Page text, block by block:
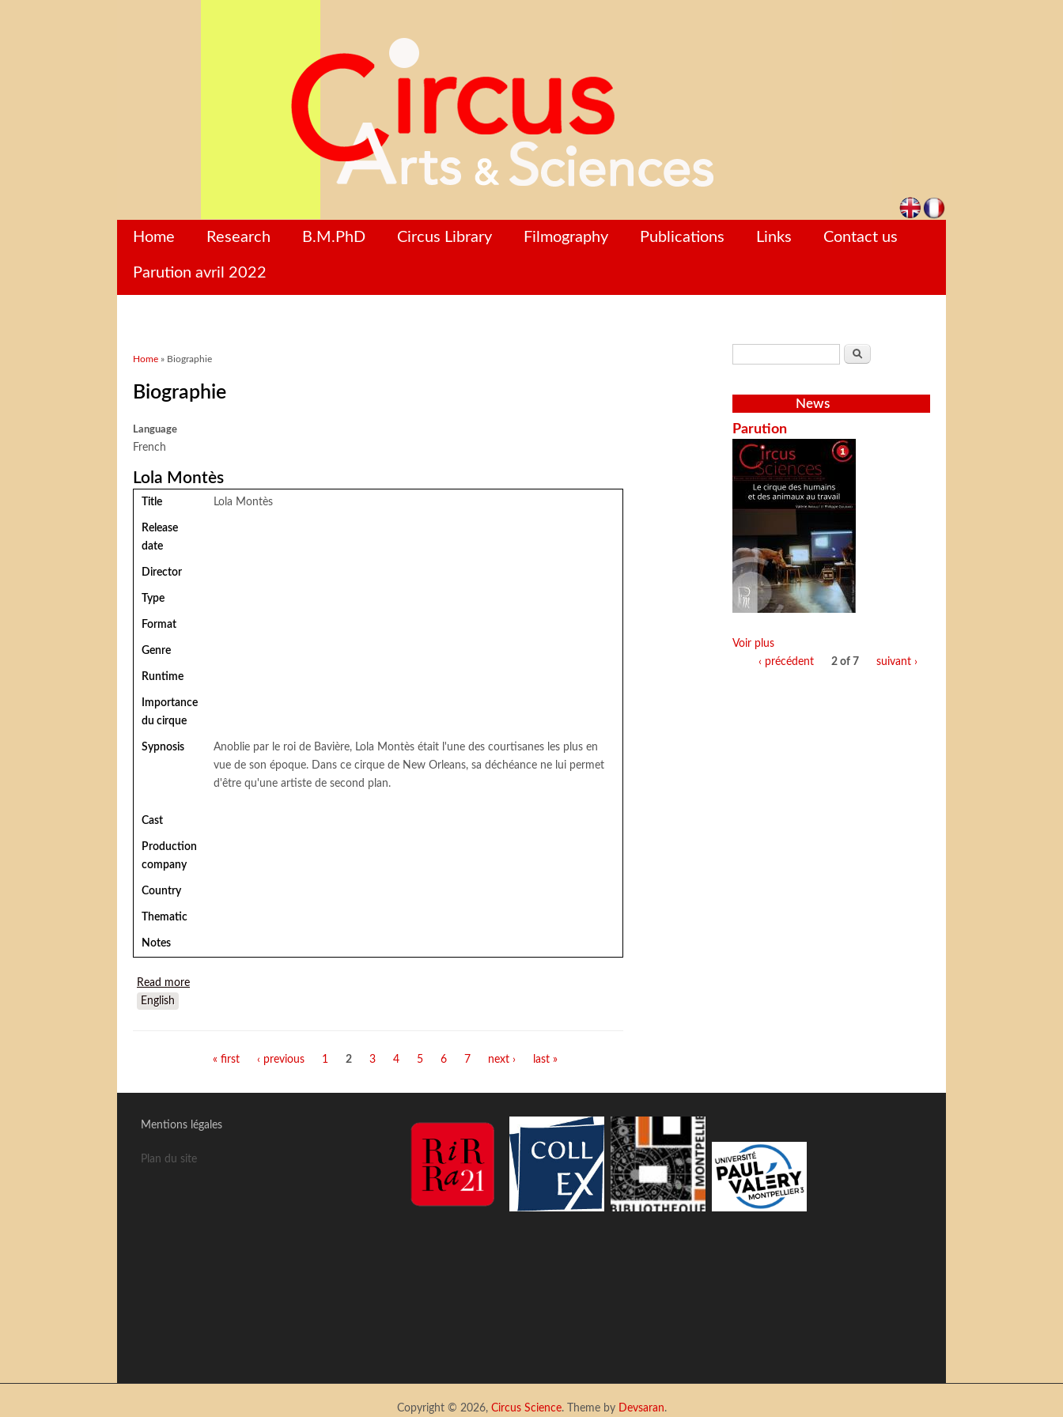
Home Research B.M.PhD Circus Library Filmography Publications Links Contact us
Parution avril 2022
You are here
Home » Biographie
Biographie
Language
French
Lola Montès
Title Lola Montès
Release
date
Director
Type
Format
Genre
Runtime
Importance
du cirque
Sypnosis
Anoblie par le roi de Bavière, Lola Montès était l'une des courtisanes les plus en
vue de son époque. Dans ce cirque de New Orleans, sa déchéance ne lui permet
d'être qu'une artiste de second plan.
Cast
Production
company
Country
Thematic
Notes
Read more
English
« first ‹ previous 1 2 3 4 5 6 7 next › last »
Search
News
Parution
Voir plus
‹ précédent
2 of 7 suivant ›
Mentions légales
Plan du site
Copyright © 2026, Circus Science. Theme by Devsaran.